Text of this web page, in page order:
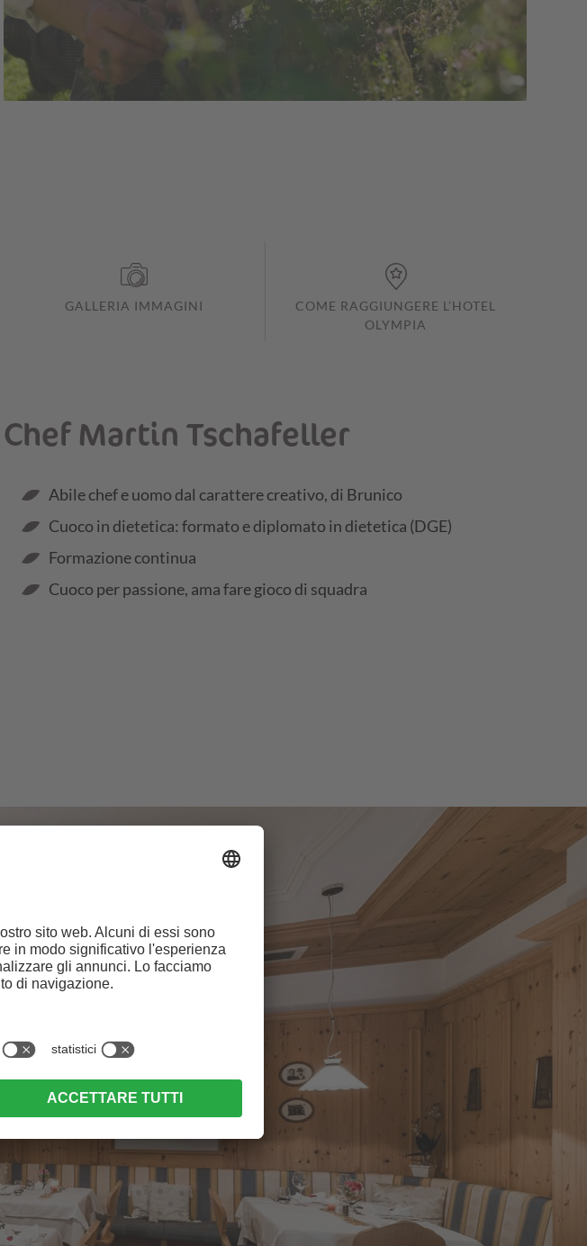
GALLERIA IMMAGINI
COME RAGGIUNGERE L’HOTEL
OLYMPIA
Chef Martin Tschafeller
Abile chef e uomo dal carattere creativo, di Brunico
Cuoco in dietetica: formato e diplomato in dietetica (DGE)
Formazione continua
Cuoco per passione, ama fare gioco di squadra